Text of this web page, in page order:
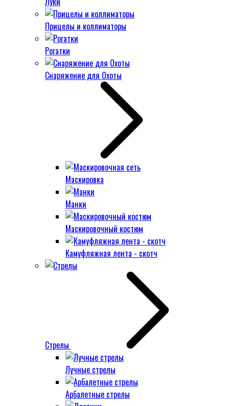
Прицелы и коллиматоры
Рогатки
Снаряжение для Охоты
Маскировка
Манки
Маскировочный костюм
Камуфляжная лента - скотч
Стрелы
Лучные стрелы
Арбалетные стрелы